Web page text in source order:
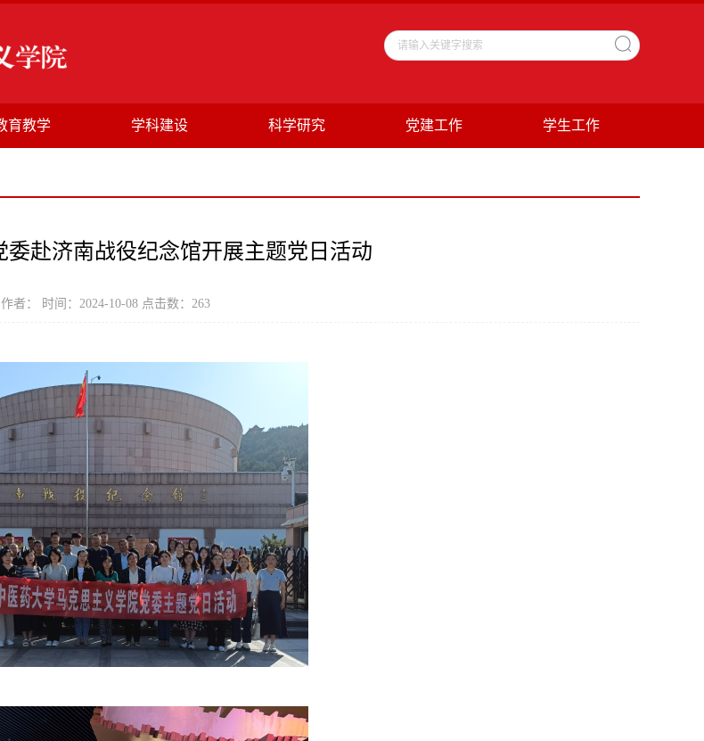
育教学 学科建设 科学研究 党建工作 学生工作
委赴济南战役纪念馆开展主题党日活动
作者： 时间：2024-10-08 点击数： 263